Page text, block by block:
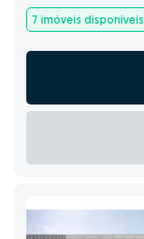
7 imóveis disponíveis